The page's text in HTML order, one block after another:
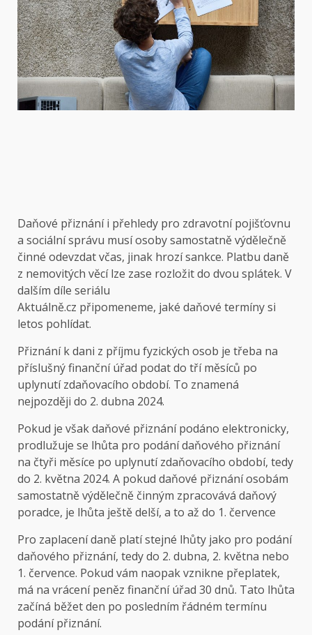
Daňové přiznání i přehledy pro zdravotní pojišťovnu
a sociální správu musí osoby samostatně výdělečně
činné odevzdat včas, jinak hrozí sankce. Platbu daně
z nemovitých věcí lze zase rozložit do dvou splátek. V
dalším díle seriálu
Aktuálně.cz připomeneme, jaké daňové termíny si
letos pohlídat.
Přiznání k dani z příjmu fyzických osob je třeba na
příslušný finanční úřad podat do tří měsíců po
uplynutí zdaňovacího období. To znamená
nejpozději do 2. dubna 2024.
Pokud je však daňové přiznání podáno elektronicky,
prodlužuje se lhůta pro podání daňového přiznání
na čtyři měsíce po uplynutí zdaňovacího období, tedy
do 2. května 2024. A pokud daňové přiznání osobám
samostatně výdělečně činným zpracovává daňový
poradce, je lhůta ještě delší, a to až do 1. července
Pro zaplacení daně platí stejné lhůty jako pro podání
daňového přiznání, tedy do 2. dubna, 2. května nebo
1. července. Pokud vám naopak vznikne přeplatek,
má na vrácení peněz finanční úřad 30 dnů. Tato lhůta
začíná běžet den po posledním řádném termínu
podání přiznání.